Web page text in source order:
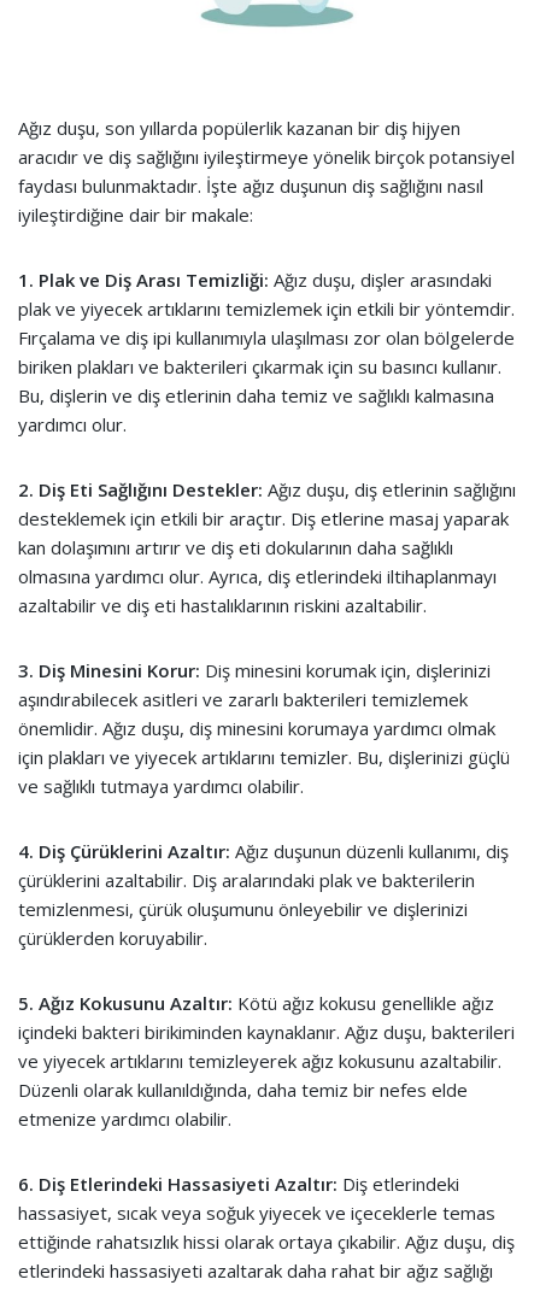
Ağız duşu, son yıllarda popülerlik kazanan bir diş hijyen
aracıdır ve diş sağlığını iyileştirmeye yönelik birçok potansiyel
faydası bulunmaktadır. İşte ağız duşunun diş sağlığını nasıl
iyileştirdiğine dair bir makale:
1. Plak ve Diş Arası Temizliği: Ağız duşu, dişler arasındaki
plak ve yiyecek artıklarını temizlemek için etkili bir yöntemdir.
Fırçalama ve diş ipi kullanımıyla ulaşılması zor olan bölgelerde
biriken plakları ve bakterileri çıkarmak için su basıncı kullanır.
Bu, dişlerin ve diş etlerinin daha temiz ve sağlıklı kalmasına
yardımcı olur.
2. Diş Eti Sağlığını Destekler: Ağız duşu, diş etlerinin sağlığını
desteklemek için etkili bir araçtır. Diş etlerine masaj yaparak
kan dolaşımını artırır ve diş eti dokularının daha sağlıklı
olmasına yardımcı olur. Ayrıca, diş etlerindeki iltihaplanmayı
azaltabilir ve diş eti hastalıklarının riskini azaltabilir.
3. Diş Minesini Korur: Diş minesini korumak için, dişlerinizi
aşındırabilecek asitleri ve zararlı bakterileri temizlemek
önemlidir. Ağız duşu, diş minesini korumaya yardımcı olmak
için plakları ve yiyecek artıklarını temizler. Bu, dişlerinizi güçlü
ve sağlıklı tutmaya yardımcı olabilir.
4. Diş Çürüklerini Azaltır: Ağız duşunun düzenli kullanımı, diş
çürüklerini azaltabilir. Diş aralarındaki plak ve bakterilerin
temizlenmesi, çürük oluşumunu önleyebilir ve dişlerinizi
çürüklerden koruyabilir.
5. Ağız Kokusunu Azaltır: Kötü ağız kokusu genellikle ağız
içindeki bakteri birikiminden kaynaklanır. Ağız duşu, bakterileri
ve yiyecek artıklarını temizleyerek ağız kokusunu azaltabilir.
Düzenli olarak kullanıldığında, daha temiz bir nefes elde
etmenize yardımcı olabilir.
6. Diş Etlerindeki Hassasiyeti Azaltır: Diş etlerindeki
hassasiyet, sıcak veya soğuk yiyecek ve içeceklerle temas
ettiğinde rahatsızlık hissi olarak ortaya çıkabilir. Ağız duşu, diş
etlerindeki hassasiyeti azaltarak daha rahat bir ağız sağlığı